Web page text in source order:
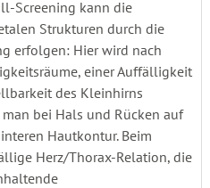
Screening kann die
Strukturen durch die
erfolgen: Hier wird nach
einer Auffälligkeit
des Kleinhirns
bei Hals und Rücken auf
Hautkontur. Beim
Herz/Thorax-Relation, die